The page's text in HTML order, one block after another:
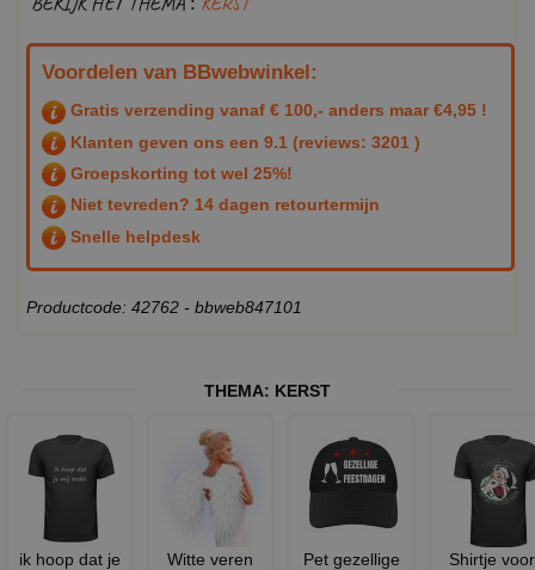
Voordelen van BBwebwinkel:
Gratis verzending vanaf € 100,- anders maar €4,95 !
Klanten geven ons een 9.1 (reviews: 3201 )
Groepskorting tot wel 25%!
Niet tevreden? 14 dagen retourtermijn
Snelle helpdesk
Productcode: 42762 - bbweb847101
THEMA: KERST
ik hoop dat je
Witte veren
Pet gezellige
Shirtje voor